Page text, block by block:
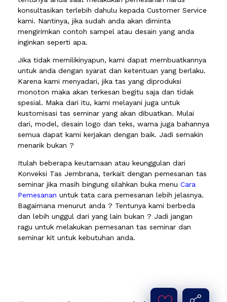
konsultasikan terlebih dahulu kepada Customer Service
kami. Nantinya, jika sudah anda akan diminta
mengirimkan contoh sampel atau desain yang anda
inginkan seperti apa.
Jika tidak memilikinyapun, kami dapat membuatkannya
untuk anda dengan syarat dan ketentuan yang berlaku.
Karena kami menyadari, jika tas yang diproduksi
monoton maka akan terkesan begitu saja dan tidak
spesial. Maka dari itu, kami melayani juga untuk
kustomisasi tas seminar yang akan dibuatkan. Mulai
dari, model, desain logo dan teks, warna juga bahannya
semua dapat kami kerjakan dengan baik. Jadi semakin
menarik bukan ?
Itulah beberapa keutamaan atau keunggulan dari
Konveksi Tas Jembrana, terkait dengan pemesanan tas
seminar jika masih bingung silahkan buka menu Cara
Pemesanan untuk tata cara pemesanan lebih jelasnya.
Bagaimana menurut anda ? Tentunya kami berbeda
dan lebih unggul dari yang lain bukan ? Jadi jangan
ragu untuk melakukan pemesanan tas seminar dan
seminar kit untuk kebutuhan anda.